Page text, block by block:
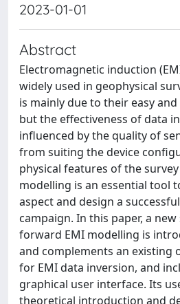
2023-01-01
Abstract
Electromagnetic induction
widely used in geophysical
is mainly due to their easy
but the effectiveness of data
influenced by the quality of
from suiting the device
physical features of the
modelling is an essential tool
aspect and design a
campaign. In this paper, a
forward EMI modelling is
and complements an existing
for EMI data inversion, and
graphical user interface. Its
theoretical introduction and